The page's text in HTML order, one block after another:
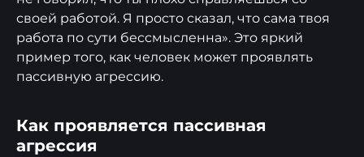
своей работой. Я просто сказал, что сама твоя
работа по сути бессмысленна». Это яркий
пример того, как человек может проявлять
пассивную агрессию.
Как проявляется пассивная
агрессия